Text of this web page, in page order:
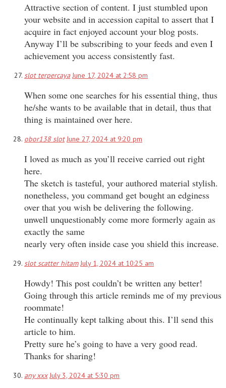
Attractive section of content. I just stumbled upon
your website and in accession capital to assert that I
acquire in fact enjoyed account your blog posts.
Anyway I’ll be subscribing to your feeds and even I
achievement you access consistently fast.
slot terpercaya June 17, 2024 at 2:58 pm
When some one searches for his essential thing, thus
he/she wants to be available that in detail, thus that
thing is maintained over here.
obor138 slot June 27, 2024 at 9:20 pm
I loved as much as you’ll receive carried out right
here.
The sketch is tasteful, your authored material stylish.
nonetheless, you command get bought an edginess
over that you wish be delivering the following.
unwell unquestionably come more formerly again as
exactly the same
nearly very often inside case you shield this increase.
slot scatter hitam July 1, 2024 at 10:25 am
Howdy! This post couldn’t be written any better!
Going through this article reminds me of my previous
roommate!
He continually kept talking about this. I’ll send this
article to him.
Pretty sure he’s going to have a very good read.
Thanks for sharing!
any xxx July 3, 2024 at 5:30 pm